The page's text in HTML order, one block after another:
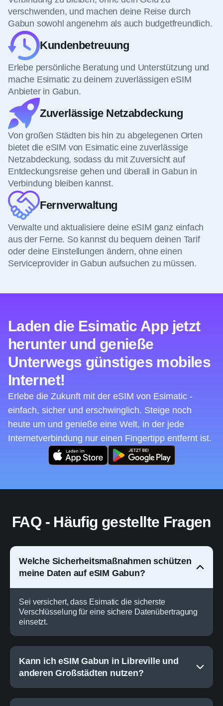
verschwenden, und machen deine Reise durch
Gabun sowohl angenehm als auch budgetfreundlich.
Kundenbetreuung
Erlebe persönliche Beratung und Unterstützung und
mache Esimatic zu deinem zuverlässigen eSIM
Anbieter in Gabun.
Zuverlässige Netzabdeckung
Von großen Städten bis hin zu abgelegenen Orten
bietet die eSIM von Esimatic eine zuverlässige
Netzabdeckung, sodass du mit Zuversicht auf
Entdeckungsreise gehen und überall in Gabun in
Verbindung bleiben kannst.
Fernverwaltung
Verwalte und aktualisiere deine eSIM ganz einfach
aus der Ferne. So kannst du bequem deinen Tarif
oder deine Einstellungen ändern, ohne einen
Serviceprovider in Gabun aufsuchen zu müssen.
Laden die Esimatic App jetzt
herunter und genieße
Unterwegs günstiges mobiles
Internet!
Erlebe die Zukunft mit der eSIM von Esimatic -
einfach, sicher und erschwinglich. Steige noch
heute um und genieße eine Welt, in der jede
Internetverbindung nur einen Fingertipp entfernt ist.
FAQ - Häufig gestellte Fragen
Welche Sicherheitsmaßnahmen schützen
meine Daten auf eSIM Gabun?
Sei versichert, dass Esimatic die sicherste
Verschlüsselung für eine sichere Datenübertragung
einsetzt.
Kann ich eSIM Gabun in Libreville und
anderen Großstädten nutzen?